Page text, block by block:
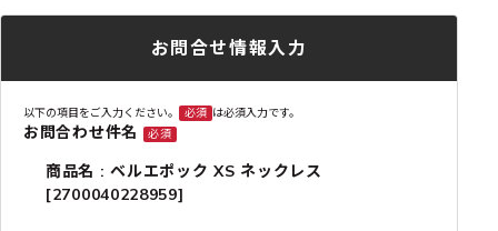
お問合せ情報入力
以下の項目をご入力ください。 必須 は必須入力です。
お問合わせ件名 必須
商品名 : ベルエポック XS ネックレス
[2700040228959]